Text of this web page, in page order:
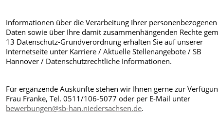
Informationen über die Verarbeitung Ihrer personenbezogenen
Daten sowie über Ihre damit zusammenhängenden Rechte
13 Datenschutz-Grundverordnung erhalten Sie auf unserer
Internetseite unter Karriere / Aktuelle Stellenangebote / SB
Hannover / Datenschutzrechtliche Informationen.
Für ergänzende Auskünfte stehen wir Ihnen gerne zur
Frau Franke, Tel. 0511/106-5077 oder per E-Mail unter
bewerbungen@sb-han.niedersachsen.de.